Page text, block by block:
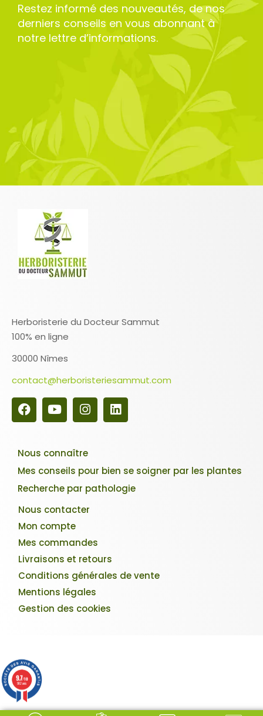
Restez informé des nouveautés, de nos
derniers conseils en vous abonnant à
notre lettre d’informations.
Herboristerie du Docteur Sammut
100% en ligne
30000 Nîmes
contact@herboristeriesammut.com
Nous connaître
Mes conseils pour bien se soigner par les plantes
Recherche par pathologie
Nous contacter
Mon compte
Mes commandes
Livraisons et retours
Conditions générales de vente
Mentions légales
Gestion des cookies
9.7/10
982 avis